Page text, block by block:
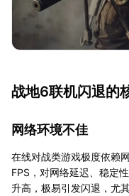
战地6联机闪退的
网络环境不佳
在线对战类游戏极度依赖
FPS，对网络延迟、稳定
升高，极易引发闪退，尤